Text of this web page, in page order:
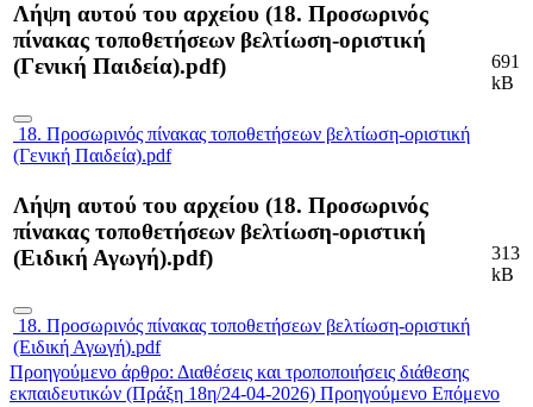
Λήψη αυτού του αρχείου (18. Προσωρινός
πίνακας τοποθετήσεων βελτίωση-οριστική
(Γενική Παιδεία).pdf)
18. Προσωρινός πίνακας τοποθετήσεων βελτίωση-οριστική
(Γενική Παιδεία).pdf
691
kB
Λήψη αυτού του αρχείου (18. Προσωρινός
πίνακας τοποθετήσεων βελτίωση-οριστική
(Ειδική Αγωγή).pdf)
18. Προσωρινός πίνακας τοποθετήσεων βελτίωση-οριστική
(Ειδική Αγωγή).pdf
313
kB
Προηγούμενο άρθρο: Διαθέσεις και τροποποιήσεις διάθεσης
εκπαιδευτικών (Πράξη 18η/24-04-2026) Προηγούμενο Επόμενο